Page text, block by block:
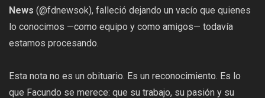
News (@fdnewsok), falleció dejando un vacío que quienes
lo conocimos —como equipo y como amigos— todavía
estamos procesando.
Esta nota no es un obituario. Es un reconocimiento. Es lo
que Facundo se merece: que su trabajo, su pasión y su